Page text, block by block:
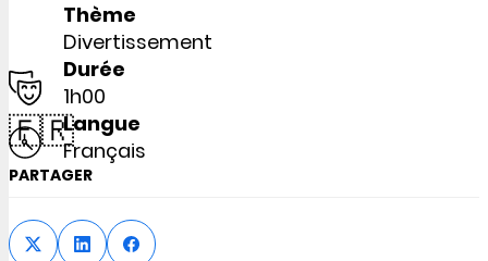
Thème
Divertissement
Durée
1h00
🇫🇷Langue
Français
PARTAGER